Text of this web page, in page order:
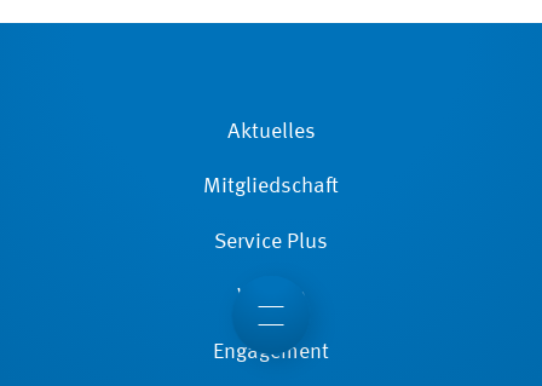
Aktuelles
Mitgliedschaft
Service Plus
Wissen
Engagement